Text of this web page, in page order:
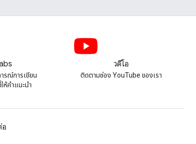
รณ์การเขียน
ห้คําแนะนํา
วิดีโอ
ติดตามช่อง YouTube ของเรา
อ